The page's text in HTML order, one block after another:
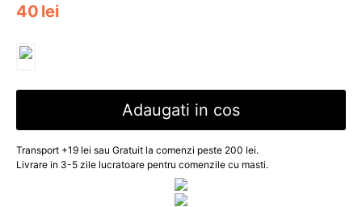
40 lei
Adaugati in cos
Transport +19 lei sau Gratuit la comenzi peste 200 lei.
Livrare in 3-5 zile lucratoare pentru comenzile cu masti.